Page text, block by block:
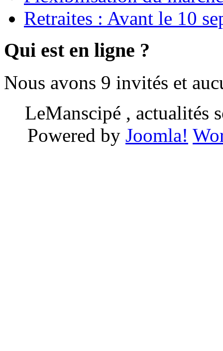
Retraites : Avant le 10
Qui est en ligne ?
Nous avons 9 invités et
LeManscipé , actualités
Powered by Joomla!